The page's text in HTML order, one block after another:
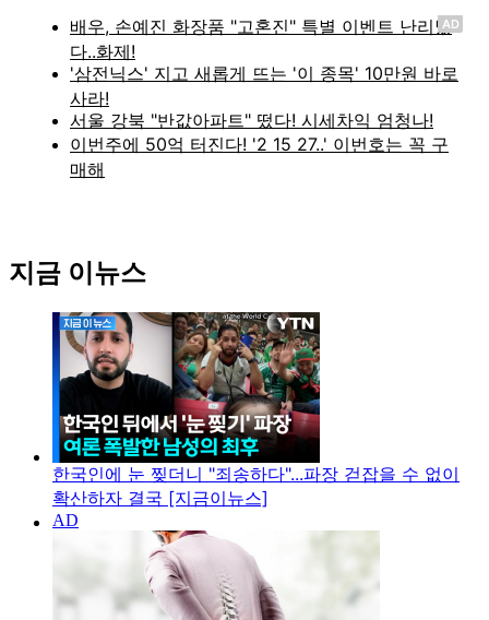
AD
지금 이뉴스
한국인에 눈 찢더니 "죄송하다"...파장 걷잡을 수 없이
확산하자 결국 [지금이뉴스]